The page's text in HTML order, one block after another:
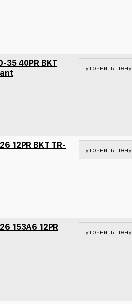
35 40PR BKT
уточнить цену
12PR BKT TR-
уточнить цену
153A6 12PR
уточнить цену